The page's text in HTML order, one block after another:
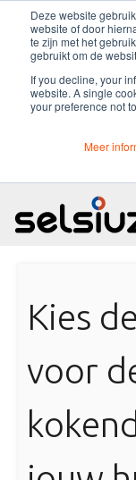
Deze website
website of door
te zijn met het
gebruikt om de
If you decline, your
website. A single
your preference not
Meer
Kies
voor